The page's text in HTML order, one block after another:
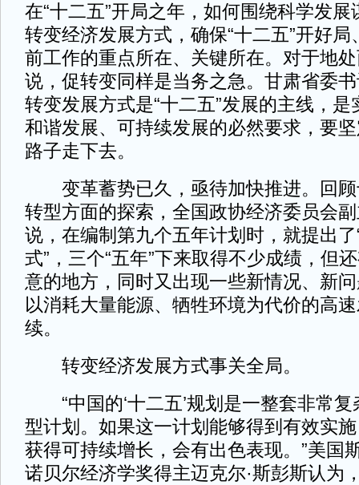
在“十二五”开局之年，如何围绕科学发
转变经济发展方式，确保“十二五”开好
前工作的重点所在、关键所在。对于地
说，促转变同样是当务之急。甘肃省委
转变发展方式是“十二五”发展的主线，
和谐发展、可持续发展的必然要求，要
路子走下去。
变革蓄势已久，亟待加快推进。回顾
转型方面的探索，全国政协经济委员会
说，在编制第九个五年计划时，就提出
式”，三个“五年”下来取得不少成绩，但
意的地方，同时又出现一些新情况、新
以消耗大量能源、牺牲环境为代价的高
续。
转变经济发展方式事关全局。
“中国的‘十二五’规划是一整套非常复
型计划。如果这一计划能够得到有效实
获得可持续增长，会有出色表现。”美国
诺贝尔经济学奖得主迈克尔·斯彭斯认为